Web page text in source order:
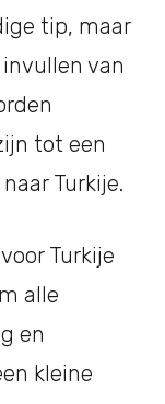
tip, maar
van
tot een
Turkije.
Turkije
alle
en
kleine